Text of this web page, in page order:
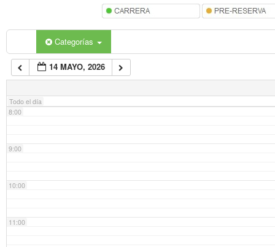
Categorías
14 MAYO, 2026
Todo el día
7:00
8:00
9:00
10:00
11:00